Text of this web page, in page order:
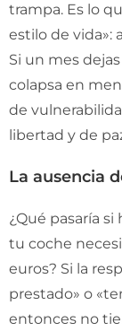
trampa. Es lo
estilo de vida»:
Si un mes
colapsa en
de
libertad y de
La ausencia
¿Qué pasaría
tu coche
euros? Si la
prestado» o
entonces no